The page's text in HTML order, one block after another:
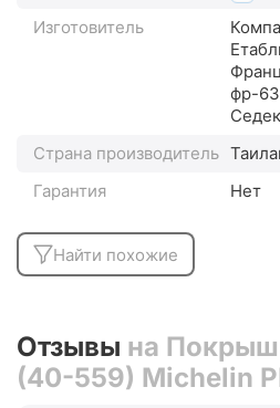
Изготовитель
фр-
Страна производитель
Гарантия
Нет
Найти похожие
Отзывы на
(40-559) Michelin